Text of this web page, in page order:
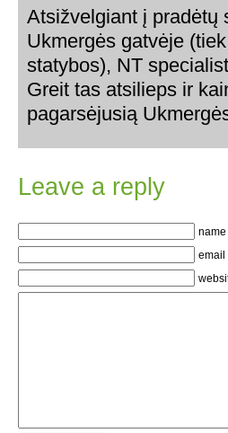
Atsižvelgiant į pradėtų
Ukmergės gatvėje
statybos), NT
Greit tas atsilieps ir
pagarsėjusią
Leave a reply
name
email